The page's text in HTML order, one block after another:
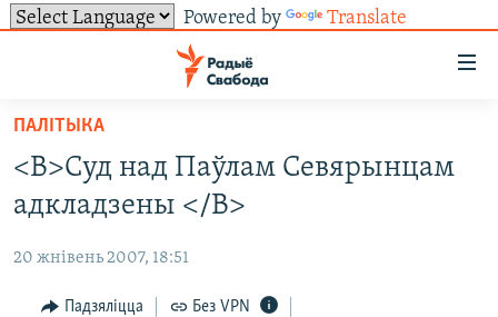
Powered by Translate
ўнівэрсальнага
доступу
Перайсьці
галоўнага
Перайсьці
УСЕ НАВІНЫ
ЛЮДЗІ
ПАЛІТЫКА
ТОЛЬКІ НА СВАБОДЗЕ
БЛОГІ
ГІСТОРЫЯ НА СВАБОДЗЕ
АБЫСЬЦІ БЛЯКАВАНЬНЕ
ПАДЗЯЛІЦЦА ІНФАРМАЦЫЯЙ
ПАДПІСАЦЦА
RSS
ПАЛІТЫКА
<B>Суд над Паўлам Севярынцам
адкладзены </B>
20 жнівень 2007, 18:51
Падзяліцца Без VPN